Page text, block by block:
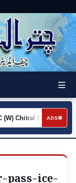
ADS
►
Chitral City
ice-